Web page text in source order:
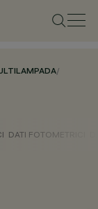
/
DATI FOTOMETRICI